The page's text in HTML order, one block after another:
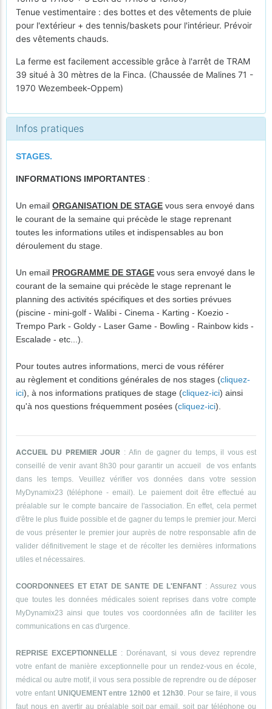
Tenue vestimentaire : des bottes et des vêtements de pluie
pour l'extérieur + des tennis/baskets pour l'intérieur. Prévoir
des vêtements chauds.
La ferme est facilement accessible grâce à l'arrêt de TRAM
39 situé à 30 mètres de la Finca. (Chaussée de Malines 71 -
1970 Wezembeek-Oppem)
Infos pratiques
STAGES.
INFORMATIONS IMPORTANTES :
Un email ORGANISATION DE STAGE vous sera envoyé dans
le courant de la semaine qui précède le stage reprenant
toutes les informations utiles et indispensables au bon
déroulement du stage.
Un email PROGRAMME DE STAGE vous sera envoyé dans le
courant de la semaine qui précède le stage reprenant le
planning des activités spécifiques et des sorties prévues
(piscine - mini-golf - Walibi - Cinema - Karting - Koezio -
Trempo Park - Goldy - Laser Game - Bowling - Rainbow kids -
Escalade - etc...).
Pour toutes autres informations, merci de vous référer
au règlement et conditions générales de nos stages (cliquez-
ici), à nos informations pratiques de stage (cliquez-ici) ainsi
qu'à nos questions fréquemment posées (cliquez-ici).
ACCUEIL DU PREMIER JOUR : Afin de gagner du temps, il vous est
conseillé de venir avant 8h30 pour garantir un accueil de vos enfants
dans les temps. Veuillez vérifier vos données dans votre session
MyDynamix23 (téléphone - email). Le paiement doit être effectué au
préalable sur le compte bancaire de l'association. En effet, cela permet
d'être le plus fluide possible et de gagner du temps le premier jour. Merci
de vous présenter le premier jour auprès de notre responsable afin de
valider définitivement le stage et de récolter les dernières informations
utiles et nécessaires.
COORDONNEES ET ETAT DE SANTE DE L'ENFANT: Assurez vous
que toutes les données médicales soient reprises dans votre compte
MyDynamix23 ainsi que toutes vos coordonnées afin de faciliter les
communications en cas d'urgence.
REPRISE EXCEPTIONNELLE : Dorénavant, si vous devez reprendre
votre enfant de manière exceptionnelle pour un rendez-vous en école,
médical ou autre motif, il vous sera possible de reprendre ou de déposer
votre enfant UNIQUEMENT entre 12h00 et 12h30. Pour se faire, il vous
faut nous en avertir au préalable soit par email, soit par téléphone ou